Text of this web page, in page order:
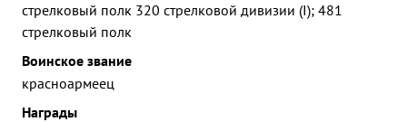
стрелковый полк 320 стрелковой дивизии (I); 481
стрелковый полк
Воинское звание
красноармеец
Награды